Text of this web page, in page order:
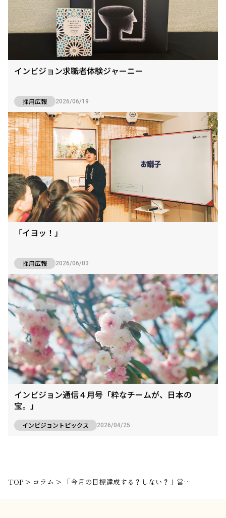
インビジョン求職者体験ジャーニー
採用広報 2026/06/19
「イヨッ！」
採用広報 2026/06/03
インビジョン通信４月号「粋なチームが、日本の
宝。」
インビジョントピックス 2026/04/25
TOP > コラム > 「今月の目標達成する？しない？」営業チーム(沸騰屋)の月末を追ってみた